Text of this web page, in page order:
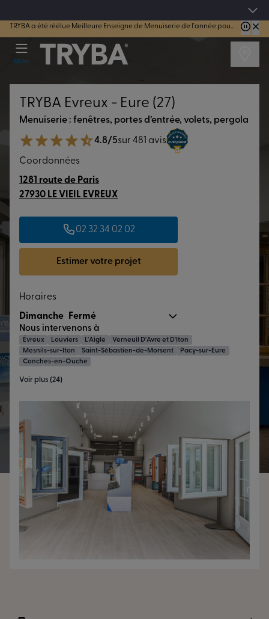
TRYBA a été réélue Meilleure Enseigne de Menuiserie de l'année pour la 7ème année consécutive.
MENU
TRYBA Evreux - Eure (27)
Menuiserie : fenêtres, portes d’entrée, volets, pergola
4.8/5sur 481 avis
Coordonnées
1281 route de Paris
27930 LE VIEIL EVREUX
02 32 34 02 02
Estimer votre projet
Horaires
Dimanche
Fermé
Nous intervenons à
Évreux Louviers L'Aigle
Verneuil D'Avre et D'Iton
Mesnils-sur-Iton
Saint-Sébastien-de-Morsent
Pacy-sur-Eure
Conches-en-Ouche
Voir plus (24)